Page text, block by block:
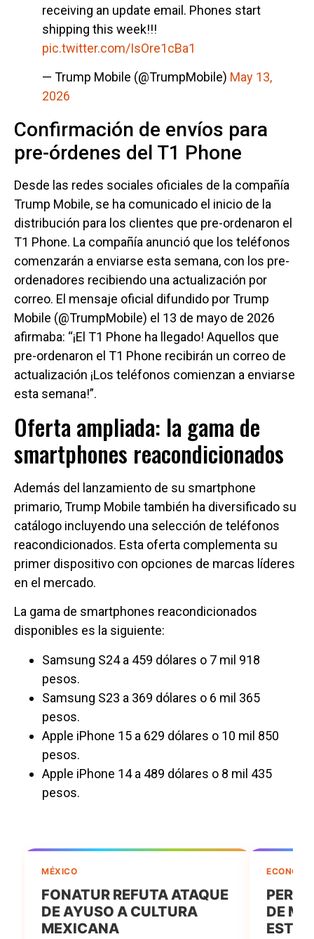
receiving an update email. Phones start
shipping this week!!!
pic.twitter.com/IsOre1cBa1
— Trump Mobile (@TrumpMobile) May 13,
2026
Confirmación de envíos para
pre-órdenes del T1 Phone
Desde las redes sociales oficiales de la compañía
Trump Mobile, se ha comunicado el inicio de la
distribución para los clientes que pre-ordenaron el
T1 Phone. La compañía anunció que los teléfonos
comenzarán a enviarse esta semana, con los pre-
ordenadores recibiendo una actualización por
correo. El mensaje oficial difundido por Trump
Mobile (@TrumpMobile) el 13 de mayo de 2026
afirmaba: “¡El T1 Phone ha llegado! Aquellos que
pre-ordenaron el T1 Phone recibirán un correo de
actualización ¡Los teléfonos comienzan a enviarse
esta semana!”.
Oferta ampliada: la gama de
smartphones reacondicionados
Además del lanzamiento de su smartphone
primario, Trump Mobile también ha diversificado su
catálogo incluyendo una selección de teléfonos
reacondicionados. Esta oferta complementa su
primer dispositivo con opciones de marcas líderes
en el mercado.
La gama de smartphones reacondicionados
disponibles es la siguiente:
Samsung S24 a 459 dólares o 7 mil 918
pesos.
Samsung S23 a 369 dólares o 6 mil 365
pesos.
Apple iPhone 15 a 629 dólares o 10 mil 850
pesos.
Apple iPhone 14 a 489 dólares o 8 mil 435
pesos.